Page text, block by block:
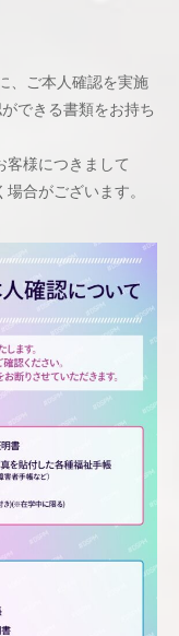
、ご本⼈確認を実施
できる書類をお持ち
客様につきまして
合がございます。